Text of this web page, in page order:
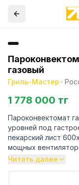
газовый
Гриль-Мастер ·
1 778 000 тг
Пароконвектомат
уровней под
пекарский лист
мощных
поддержание
парообразования -
Читать далее